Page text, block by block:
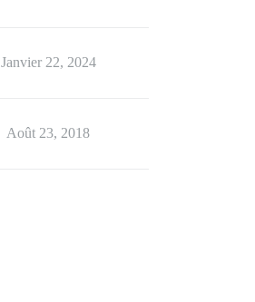
Janvier 22, 2024
Août 23, 2018